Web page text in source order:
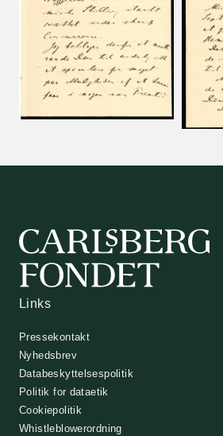
Links
Pressekontakt
Nyhedsbrev
Databeskyttelsespolitik
Politik for dataetik
Cookiepolitik
Whistleblowerordning